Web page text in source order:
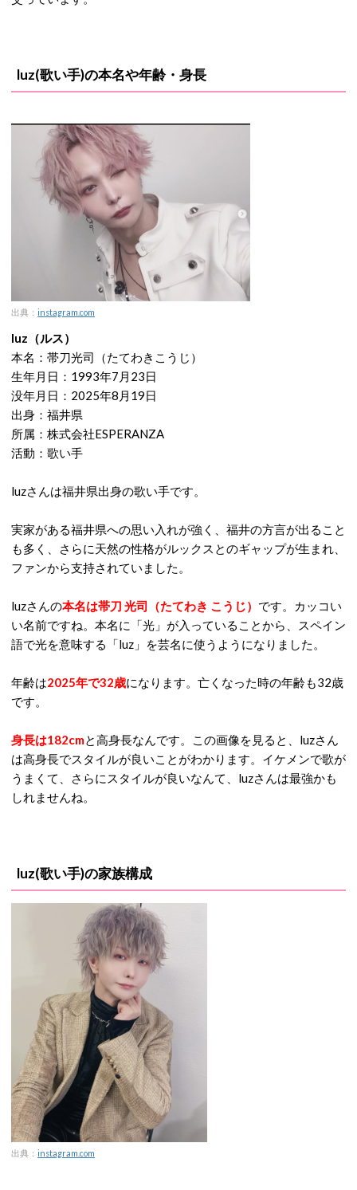
luz(歌い手)の本名や年齢・身長
出典： instagram.com
luz（ルス）
本名：帯刀光司（たてわきこうじ）
生年月日：1993年7月23日
没年月日：2025年8月19日
出身：福井県
所属：株式会社ESPERANZA
活動：歌い手
luzさんは福井県出身の歌い手です。
実家がある福井県への思い入れが強く、福井の方言が出ること
も多く、さらに天然の性格がルックスとのギャップが生まれ、
ファンから支持されていました。
luzさんの本名は帯刀 光司（たてわき こうじ） です。カッコい
い名前ですね。本名に「光」が入っていることから、スペイン
語で光を意味する「luz」を芸名に使うようになりました。
年齢は2025年で32歳になります。亡くなった時の年齢も32歳
です。
身長は182cmと高身長なんです。この画像を見ると、luzさん
は高身長でスタイルが良いことがわかります。イケメンで歌が
うまくて、さらにスタイルが良いなんて、luzさんは最強かも
しれませんね。
luz(歌い手)の家族構成
出典： instagram.com